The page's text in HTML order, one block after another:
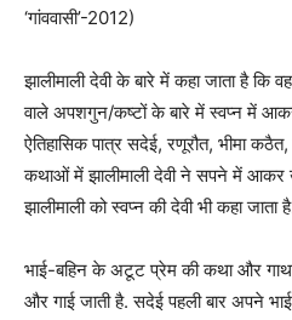
‘गांववासी’-2012)
झालीमाली देवी के बारे में कहा जाता है
वाले अपशगुन/कष्टों के बारे में स्वप्न में
ऐतिहासिक पात्र सदेई, रणूरौत, भीमा
कथाओं में झालीमाली देवी ने सपने में आकर
झालीमाली को स्वप्न की देवी भी कहा जाता
भाई-बहिन के अटूट प्रेम की कथा और
और गाई जाती है. सदेई पहली बार अपने